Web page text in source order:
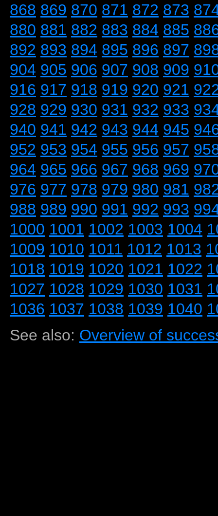
868 869 870 871 872 873
880 881 882 883 884 885
892 893 894 895 896 897
904 905 906 907 908 909
916 917 918 919 920 921
928 929 930 931 932 933
940 941 942 943 944 945
952 953 954 955 956 957
964 965 966 967 968 969
976 977 978 979 980 981
988 989 990 991 992 993
1000 1001 1002 1003 1004
1009 1010 1011 1012 1013
1018 1019 1020 1021 1022
1027 1028 1029 1030 1031
1036 1037 1038 1039 1040
See also: Overview of